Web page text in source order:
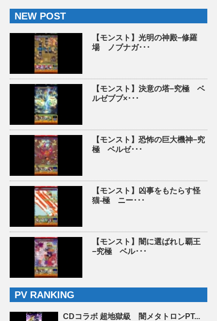
NEW POST
【モンスト】光明の神殿−修羅
場 ノブナガ･･･
【モンスト】決意の塔−究極 ベ
ルゼブブ×･･･
【モンスト】恐怖の巨大機神−究
極 ベルゼ･･･
【モンスト】凶事をもたらす怪
猫-極 ニー･･･
【モンスト】闇に選ばれし覇王
−究極 ベル･･･
PV RANKING
CDコラボ 超地獄級 闇メタトロンPT...